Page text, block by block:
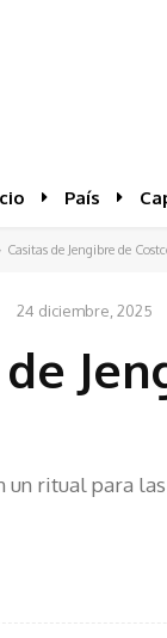
País
Casitas de Jengibre de
24 diciembre, 2025
un ritual para